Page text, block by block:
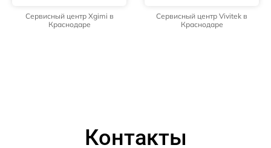
Сервисный центр Xgimi в
Краснодаре
Сервисный центр Vivitek в
Краснодаре
Контакты